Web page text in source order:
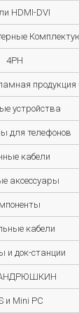
HDMI-DVI
4PH
продукция
устройства
для телефонов
кабели
аксессуары
кабели
и док-станции
и Mini PC